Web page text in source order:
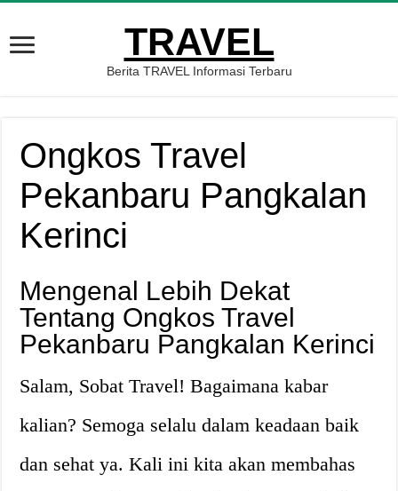
TRAVEL
Berita TRAVEL Informasi Terbaru
Ongkos Travel
Pekanbaru Pangkalan
Kerinci
Mengenal Lebih Dekat
Tentang Ongkos Travel
Pekanbaru Pangkalan Kerinci
Salam, Sobat Travel! Bagaimana kabar
kalian? Semoga selalu dalam keadaan baik
dan sehat ya. Kali ini kita akan membahas